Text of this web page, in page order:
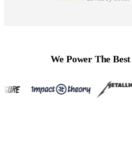
We Power The